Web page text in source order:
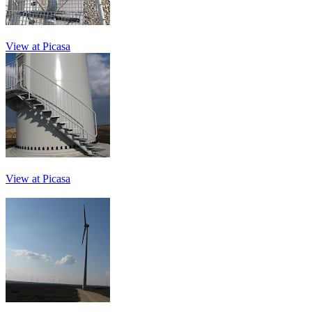
View at Picasa
View at Picasa